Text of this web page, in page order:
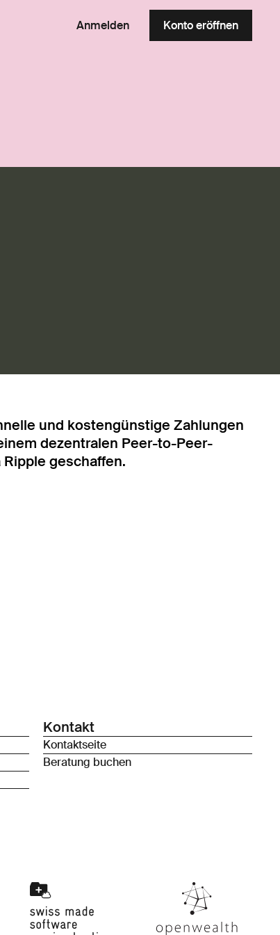
Anmelden Konto eröffnen
und kostengünstige Zahlungen
dezentralen Peer-to-Peer-
geschaffen.
Kontakt
Kontaktseite
Beratung buchen